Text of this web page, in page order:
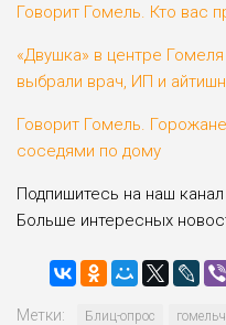
Говорит Гомель. Кто вас
«Двушка» в центре
выбрали врач, ИП и
Говорит Гомель.
соседями по дому
Подпишитесь на наш канал
Больше интересных
Метки: Блиц-опрос